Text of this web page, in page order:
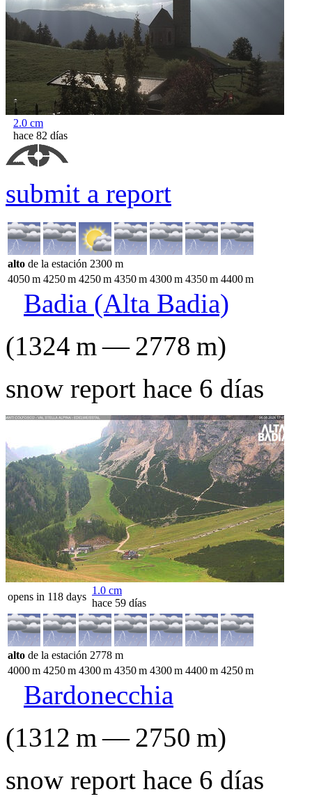
2.0 cm
hace 82 días
submit a report
alto de la estación 2300 m
4050m 4250m 4250m 4350m 4300m 4350m 4400m
Badia (Alta Badia)
(1324 m—2778 m)
snow report hace 6 días
opens in 118 days
1.0 cm
hace 59 días
alto de la estación 2778 m
4000m 4250m 4300m 4350m 4300m 4400m 4250m
Bardonecchia
(1312 m—2750 m)
snow report hace 6 días